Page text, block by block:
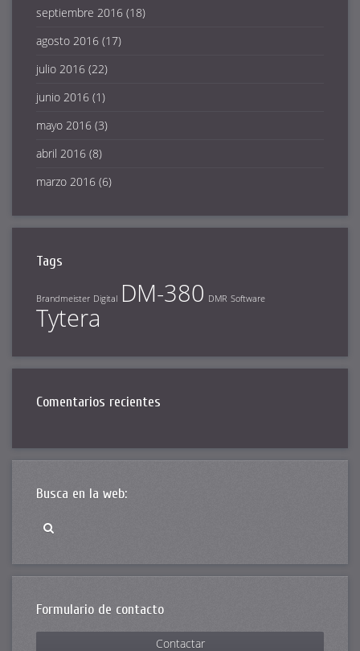
septiembre 2016 (18)
agosto 2016 (17)
julio 2016 (22)
junio 2016 (1)
mayo 2016 (3)
abril 2016 (8)
marzo 2016 (6)
Tags
Brandmeister Digital DM-380 DMR Software
Tytera
Comentarios recientes
Busca en la web:
Formulario de contacto
Contactar